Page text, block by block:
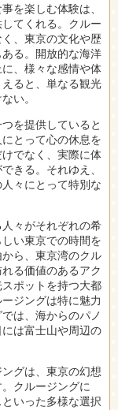
を楽しむ体験は、
てくれる。クルー
、東京の文化や歴
る。開放的な海洋
、様々な感情や体
ると、単なる観光
い。
を提供していると
とって心の休息を
でなく、実際に体
きる。それゆえ、
々にとって特別な
々がそれぞれの希
い東京での時間を
ら、東京湾のクル
る価値のあるアク
ポットを持つ大都
ジングは特に魅力
は、海からのパノ
は富士山や周辺の
グは、東京の幻想
クルージングに
いった多様な選択